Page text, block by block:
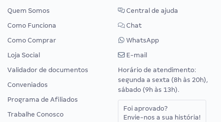
Quem Somos
Como Funciona
Como Comprar
Loja Social
Validador de documentos
Conveniados
Programa de Afiliados
Trabalhe Conosco
Central de ajuda
Chat
WhatsApp
E-mail
Horário de atendimento:
segunda a sexta (8h às 20h),
sábado (9h às 13h).
Foi aprovado?
Envie-nos a sua história!